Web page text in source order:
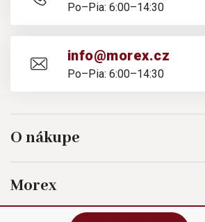
Po–Pia: 6:00–14:30
info@morex.cz
Po–Pia: 6:00–14:30
O nákupe
Morex